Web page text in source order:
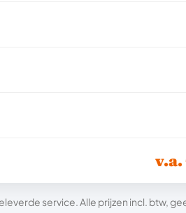
service. Alle prijzen incl. btw,